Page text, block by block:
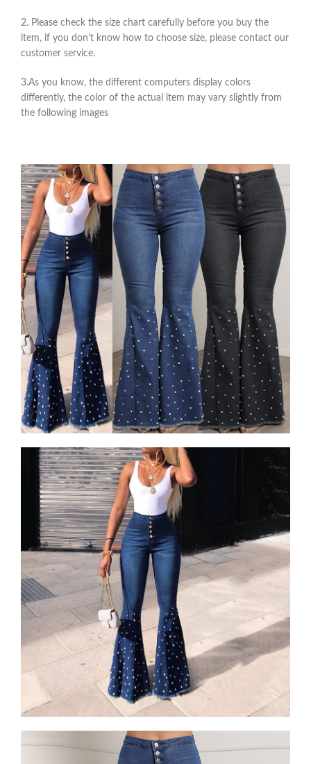
2. Please check the size chart carefully before you buy the
item, if you don’t know how to choose size, please contact our
customer service.
3.As you know, the different computers display colors
differently, the color of the actual item may vary slightly from
the following images